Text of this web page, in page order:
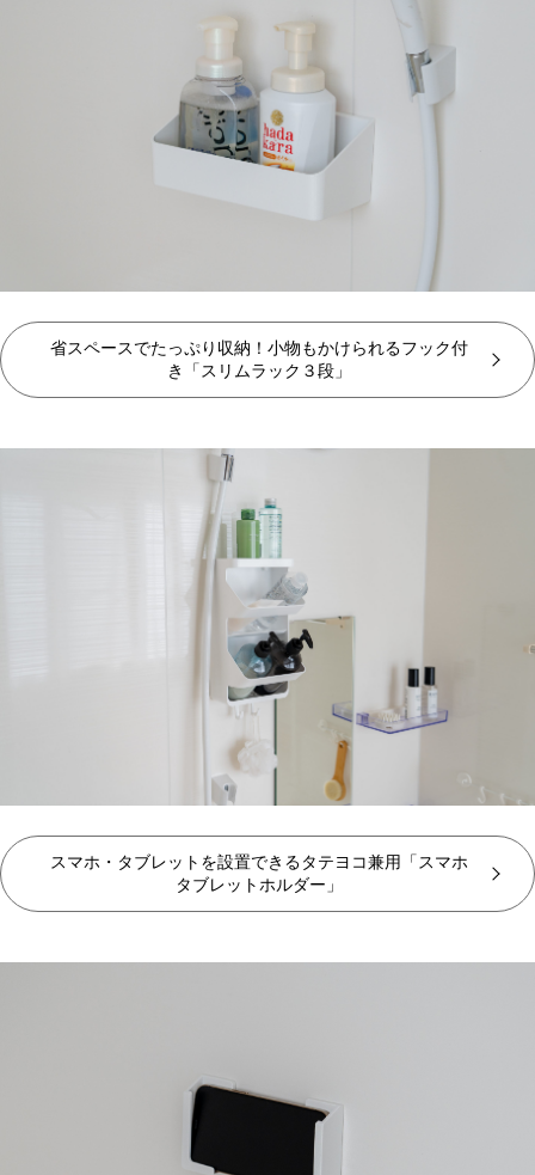
省スペースでたっぷり収納！小物もかけられるフック付
き「スリムラック３段」
スマホ・タブレットを設置できるタテヨコ兼用「スマホ
タブレットホルダー」